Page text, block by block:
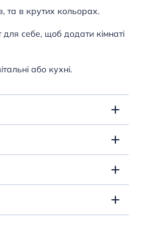
та в крутих кольорах.
для себе, щоб додати кімнаті
або кухні.